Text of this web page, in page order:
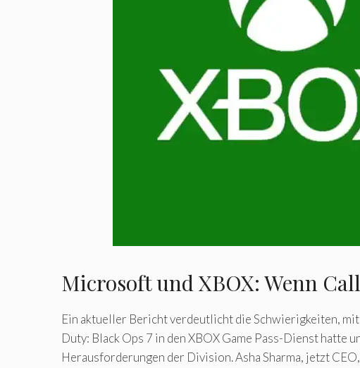
Microsoft und XBOX: Wenn
Ein aktueller Bericht verdeutlicht die Schwierigkeiten,
Duty: Black Ops 7 in den XBOX Game Pass-Dienst
Herausforderungen der Division. Asha Sharma, jetzt